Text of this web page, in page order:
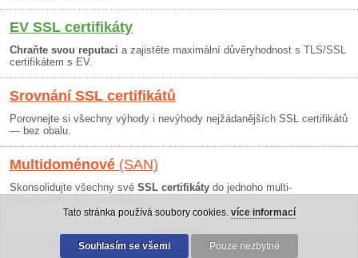
EV SSL certifikáty
Chraňte svou reputaci a zajistěte maximální důvěryhodnost s TLS/SSL
certifikátem s EV.
Srovnání SSL certifikátů
Porovnejte si všechny výhody i nevýhody nejžádanějších SSL certifikátů
— bez obalu.
Multidoménové (SAN)
Skonsolidujte všechny své SSL certifikáty do jednoho multi-
Obchodní podmínky|30 dní záruka
Tato stránka používá soubory cookies. více informací
Souhlasím se všemi Pouze nezbytné